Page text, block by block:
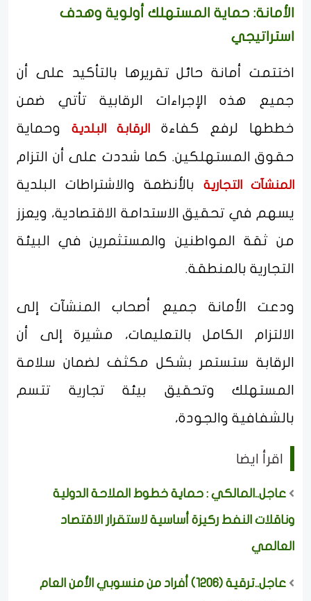
الأمانة: حماية المستهلك أولوية وهدف
استراتيجي
اختتمت أمانة حائل تقريرها بالتأكيد على أن
جميع هذه الإجراءات الرقابية تأتي ضمن
خططها لرفع كفاءة
الرقابة البلدية وحماية
حقوق المستهلكين. كما شددت على أن التزام
المنشآت التجارية بالأنظمة والاشتراطات البلدية
يسهم في تحقيق الاستدامة الاقتصادية، ويعزز
من ثقة المواطنين والمستثمرين في البيئة
التجارية بالمنطقة.
ودعت الأمانة جميع أصحاب المنشآت إلى
الالتزام الكامل بالتعليمات، مشيرة إلى أن
الرقابة ستستمر بشكل مكثف لضمان سلامة
المستهلك وتحقيق بيئة تجارية تتسم
بالشفافية والجودة،
اقرأ ايضا
عاجل..المالكي : حماية خطوط الملاحة الدولية
وناقلات النفط ركيزة أساسية لاستقرار الاقتصاد
العالمي
عاجل..ترقية (1206) أفراد من منسوبي الأمن العام